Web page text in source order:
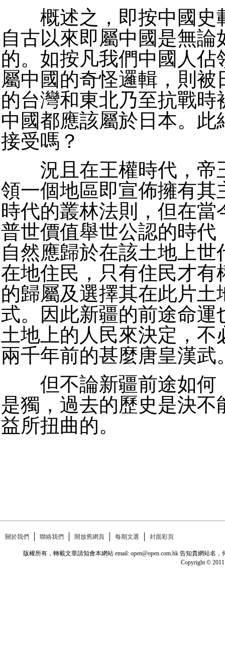
概述之，即按中國史
自古以來即屬中國是無論
的。如按凡我們中國人佔
屬中國的奇怪邏輯，則被
的台灣和東北乃至抗戰時
中國都應該屬於日本。此
接受嗎？
況且在王權時代，帝
領一個地區即宣佈擁有其
時代的叢林法則，但在當
普世價值舉世公認的時代
自然應歸於在該土地上世
在地住民，只有住民才有
的歸屬及選擇其在此片土
式。因此新疆的前途命運
土地上的人民來決定，不
兩千年前的甚麼唐皇漢武
但不論新疆前途如何
是獨，過去的歷史是決不
益所扭曲的。
關於我們 聯絡我們 開放舊網頁 每期文選 封面彩頁
版權所有，轉載文章請知會本網站 email: open@open.com.hk 告知貴網站
Copyright © 2011